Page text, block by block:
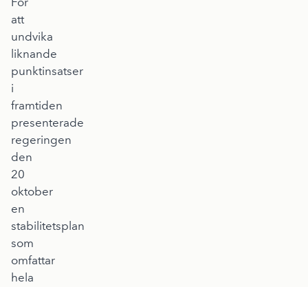
att
undvika
liknande
punktinsatser
i
framtiden
presenterade
regeringen
den
20
oktober
en
stabilitetsplan
som
omfattar
hela